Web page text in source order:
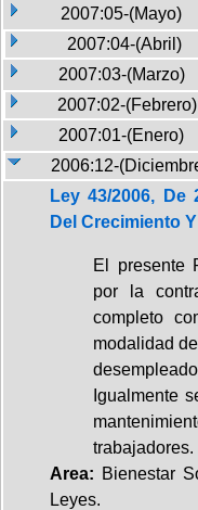
2007:05-(Mayo)
2007:04-(Abril)
2007:03-(Marzo)
2007:02-(Febrero)
2007:01-(Enero)
2006:12-
Ley 43/2006, De
Del Crecimiento
El presente
por la
completo
modalidad
Igualmente
trabajadores.
Area: Bienestar
Leyes.